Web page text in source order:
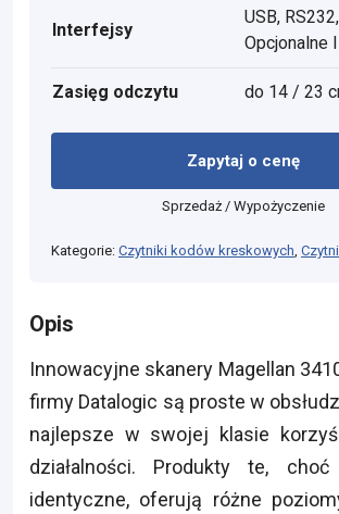
Interfejsy
USB,
Opcjonalne
Zasięg odczytu do 14 / 23
Zapytaj o cenę
Sprzedaż / Wypożyczenie
Kategorie: Czytniki kodów kreskowych
Opis
Innowacyjne skanery Magellan
firmy Datalogic są proste w
najlepsze w swojej klasie
działalności. Produkty te,
identyczne, oferują różne